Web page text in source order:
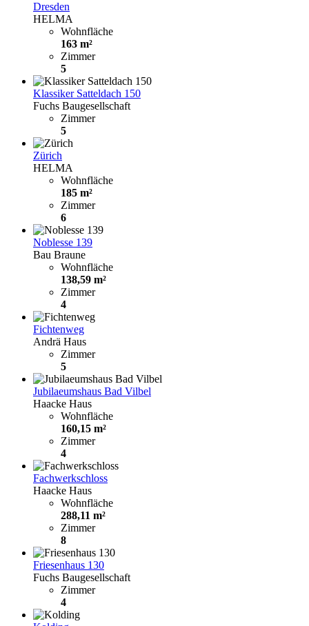
Dresden
HELMA
Wohnfläche
163 m²
Zimmer
5
Klassiker Satteldach 150
Fuchs Baugesellschaft
Zimmer
5
Zürich
HELMA
Wohnfläche
185 m²
Zimmer
6
Noblesse 139
Bau Braune
Wohnfläche
138,59 m²
Zimmer
4
Fichtenweg
Andrä Haus
Zimmer
5
Jubilaeumshaus Bad Vilbel
Haacke Haus
Wohnfläche
160,15 m²
Zimmer
4
Fachwerkschloss
Haacke Haus
Wohnfläche
288,11 m²
Zimmer
8
Friesenhaus 130
Fuchs Baugesellschaft
Zimmer
4